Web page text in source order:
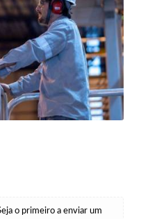
o primeiro a enviar um